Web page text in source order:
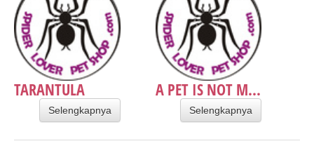
TARANTULA
Selengkapnya
A PET IS NOT M...
Selengkapnya